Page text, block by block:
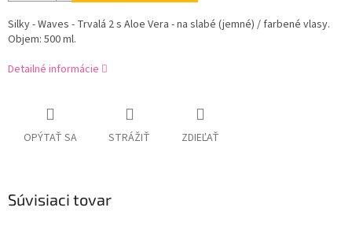
Silky - Waves - Trvalá 2 s Aloe Vera - na slabé (jemné) / farbené vlasy.
Objem: 500 ml.
Detailné informácie
OPÝTAŤ SA STRÁŽIŤ ZDIEĽAŤ
Súvisiaci tovar